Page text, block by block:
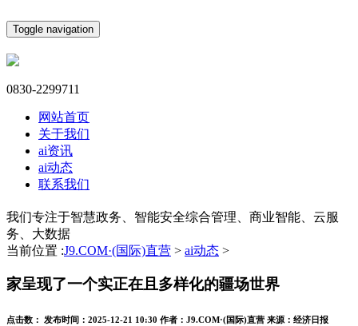
Toggle navigation
0830-2299711
网站首页
关于我们
ai资讯
ai动态
联系我们
我们专注于智慧政务、智能安全综合管理、商业智能、云服
务、大数据
当前位置 :J9.COM·(国际)直营 > ai动态 >
家呈现了一个实正在且多样化的疆场世界
点击数： 发布时间： 2025-12-21 10:30 作者： J9.COM·(国际)直营 来源： 经济日报